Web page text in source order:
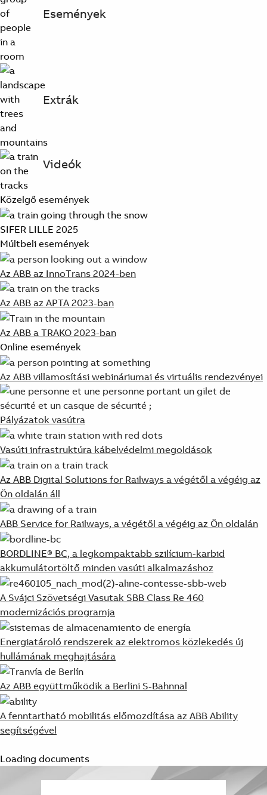
Események
Extrák
Videók
Közelgő események
SIFER LILLE 2025
Múltbeli események
Az ABB az InnoTrans 2024-ben
Az ABB az APTA 2023-ban
Az ABB a TRAKO 2023-ban
Online események
Az ABB villamosítási webináriumai és virtuális rendezvényei
Pályázatok vasútra
Vasúti infrastruktúra kábelvédelmi megoldások
Az ABB Digital Solutions for Railways a végétől a végéig az
Ön oldalán áll
ABB Service for Railways, a végétől a végéig az Ön oldalán
BORDLINE® BC, a legkompaktabb szilícium-karbid
akkumulátortöltő minden vasúti alkalmazáshoz
A Svájci Szövetségi Vasutak SBB Class Re 460
modernizációs programja
Energiatároló rendszerek az elektromos közlekedés új
hullámának meghajtására
Az ABB együttműködik a Berlini S-Bahnnal
A fenntartható mobilitás előmozdítása az ABB Ability
segítségével
Loading documents